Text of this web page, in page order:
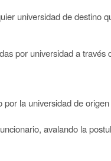
universidad de destino
por universidad a través
por la universidad de
avalando la